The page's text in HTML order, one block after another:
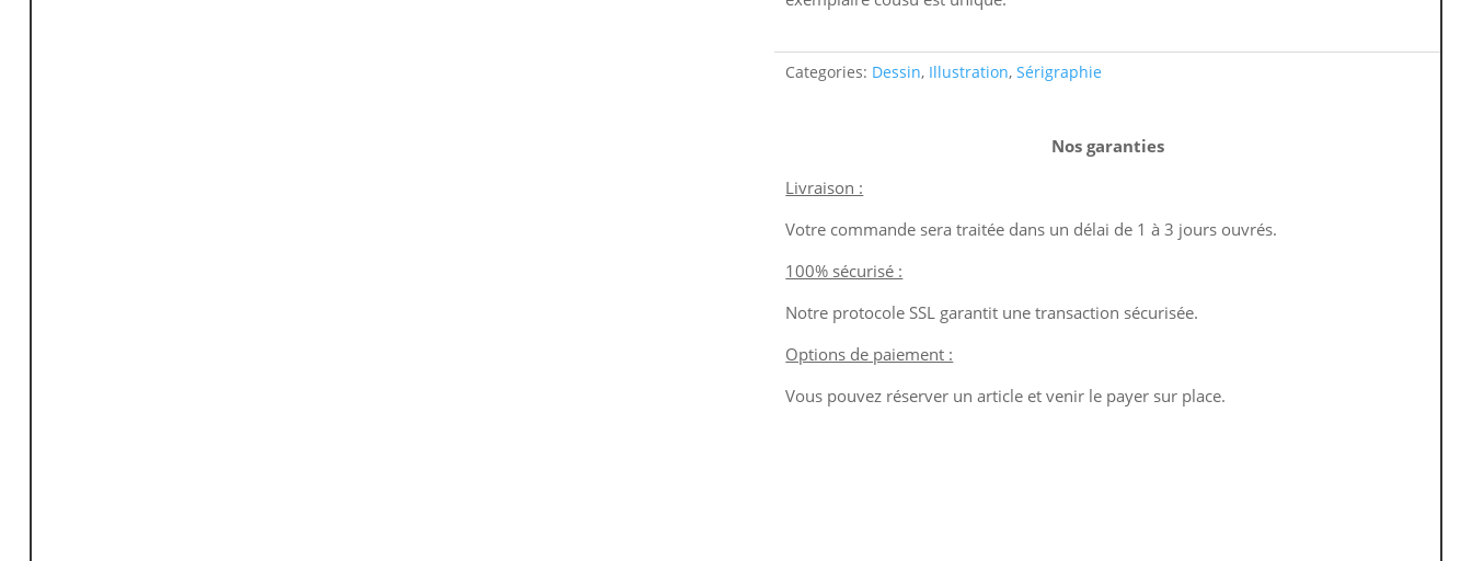
Categories: Dessin, Illustration,Sérigraphie
Nos garanties
Livraison :
Votre commande sera traitée dans un délai de 1 à 3 jours ouvrés.
100% sécurisé :
Notre protocole SSL garantit une transaction sécurisée.
Options de paiement :
Vous pouvez réserver un article et venir le payer sur place.